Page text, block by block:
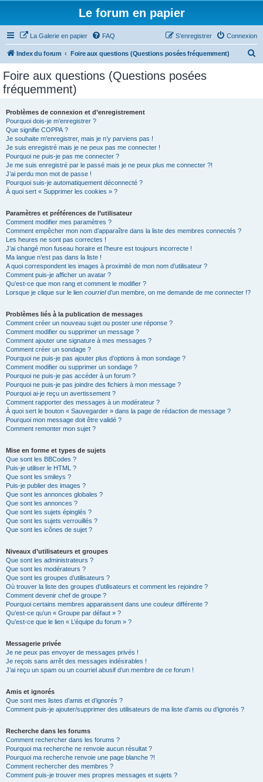
Le forum en papier
La Galerie en papier FAQ Connexion
S’enregistrer
Index du forum Foire aux questions (Questions posées fréquemment)
Foire aux questions (Questions posées
fréquemment)
Problèmes de connexion et d’enregistrement
Pourquoi dois-je m’enregistrer ?
Que signifie COPPA ?
Je souhaite m’enregistrer, mais je n’y parviens pas !
Je suis enregistré mais je ne peux pas me connecter !
Pourquoi ne puis-je pas me connecter ?
Je me suis enregistré par le passé mais je ne peux plus me connecter ?!
J’ai perdu mon mot de passe !
Pourquoi suis-je automatiquement déconnecté ?
À quoi sert « Supprimer les cookies » ?
Paramètres et préférences de l’utilisateur
Comment modifier mes paramètres ?
Comment empêcher mon nom d’apparaître dans la liste des membres connectés ?
Les heures ne sont pas correctes !
J’ai changé mon fuseau horaire et l’heure est toujours incorrecte !
Ma langue n’est pas dans la liste !
A quoi correspondent les images à proximité de mon nom d’utilisateur ?
Comment puis-je afficher un avatar ?
Qu’est-ce que mon rang et comment le modifier ?
Lorsque je clique sur le lien courrield’un membre, on me demande de me connecter !?
Problèmes liés à la publication de messages
Comment créer un nouveau sujet ou poster une réponse ?
Comment modifier ou supprimer un message ?
Comment ajouter une signature à mes messages ?
Comment créer un sondage ?
Pourquoi ne puis-je pas ajouter plus d’options à mon sondage ?
Comment modifier ou supprimer un sondage ?
Pourquoi ne puis-je pas accéder à un forum ?
Pourquoi ne puis-je pas joindre des fichiers à mon message ?
Pourquoi ai-je reçu un avertissement ?
Comment rapporter des messages à un modérateur ?
À quoi sert le bouton « Sauvegarder » dans la page de rédaction de message ?
Pourquoi mon message doit être validé ?
Comment remonter mon sujet ?
Mise en forme et types de sujets
Que sont les BBCodes ?
Puis-je utiliser le HTML ?
Que sont les smileys ?
Puis-je publier des images ?
Que sont les annonces globales ?
Que sont les annonces ?
Que sont les sujets épinglés ?
Que sont les sujets verrouillés ?
Que sont les icônes de sujet ?
Niveaux d’utilisateurs et groupes
Que sont les administrateurs ?
Que sont les modérateurs ?
Que sont les groupes d’utilisateurs ?
Où trouver la liste des groupes d’utilisateurs et comment les rejoindre ?
Comment devenir chef de groupe ?
Pourquoi certains membres apparaissent dans une couleur différente ?
Qu’est-ce qu’un « Groupe par défaut » ?
Qu’est-ce que le lien « L’équipe du forum » ?
Messagerie privée
Je ne peux pas envoyer de messages privés !
Je reçois sans arrêt des messages indésirables !
J’ai reçu un spam ou un courriel abusif d’un membre de ce forum !
Amis et ignorés
Que sont mes listes d’amis et d’ignorés ?
Comment puis-je ajouter/supprimer des utilisateurs de ma liste d’amis ou d’ignorés ?
Recherche dans les forums
Comment rechercher dans les forums ?
Pourquoi ma recherche ne renvoie aucun résultat ?
Pourquoi ma recherche renvoie une page blanche ?!
Comment rechercher des membres ?
Comment puis-je trouver mes propres messages et sujets ?